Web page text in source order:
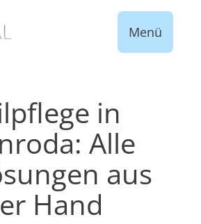
Menü
in
Alle
aus
Hand